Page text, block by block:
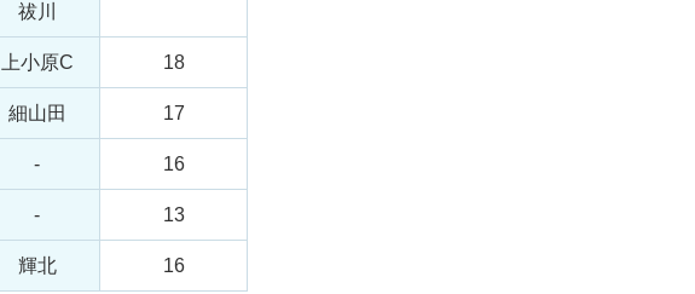
祓川
上小原C 18
細山田 17
- 16
- 13
輝北 16